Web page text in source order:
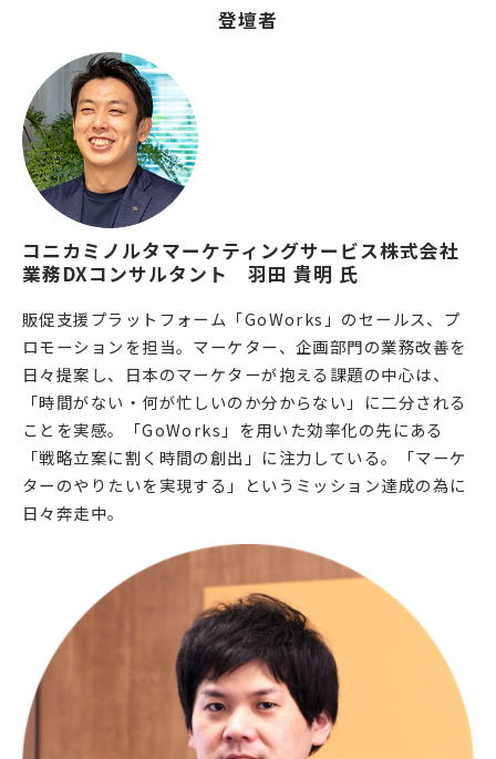
登壇者
コニカミノルタマーケティングサービス株式会社
業務DXコンサルタント　羽田 貴明 氏
販促支援プラットフォーム「GoWorks」のセールス、プ
ロモーションを担当。マーケター、企画部門の業務改善を
日々提案し、日本のマーケターが抱える課題の中心は、
「時間がない・何が忙しいのか分からない」に二分される
ことを実感。「GoWorks」を用いた効率化の先にある
「戦略立案に割く時間の創出」に注力している。「マーケ
ターのやりたいを実現する」というミッション達成の為に
日々奔走中。